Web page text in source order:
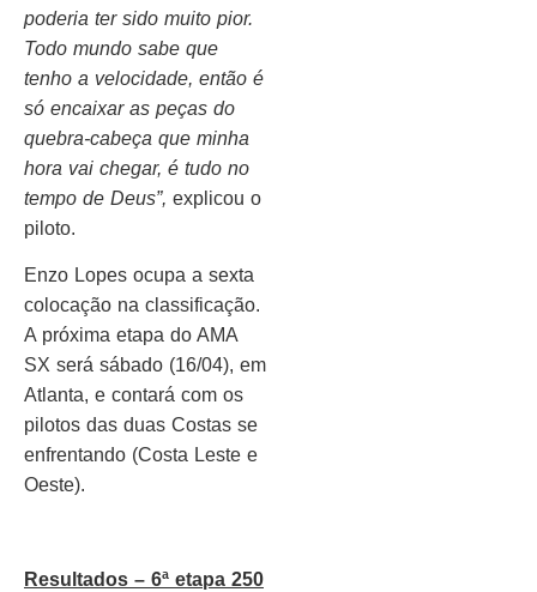
poderia ter sido muito pior.
Todo mundo sabe que
tenho a velocidade, então é
só encaixar as peças do
quebra-cabeça que minha
hora vai chegar, é tudo no
tempo de Deus”, explicou o
piloto.
Enzo Lopes ocupa a sexta
colocação na classificação.
A próxima etapa do AMA
SX será sábado (16/04), em
Atlanta, e contará com os
pilotos das duas Costas se
enfrentando (Costa Leste e
Oeste).
Resultados – 6ª etapa 250